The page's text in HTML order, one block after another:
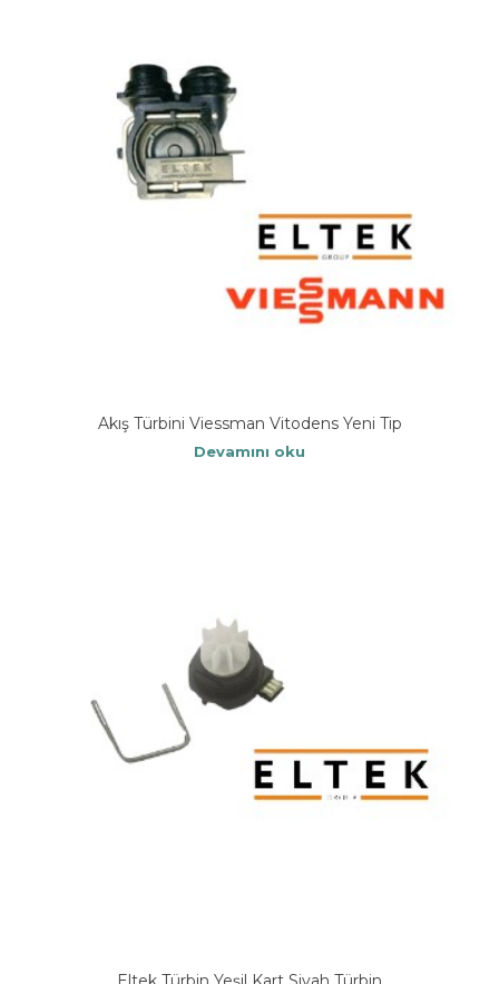
Akış Türbini Viessman Vitodens Yeni Tip
Devamını oku